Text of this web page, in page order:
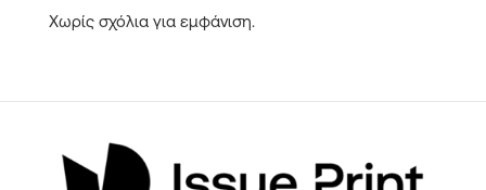
Χωρίς σχόλια για εμφάνιση.